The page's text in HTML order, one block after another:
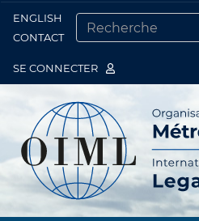
ENGLISH
CONTACT
SE CONNECTER